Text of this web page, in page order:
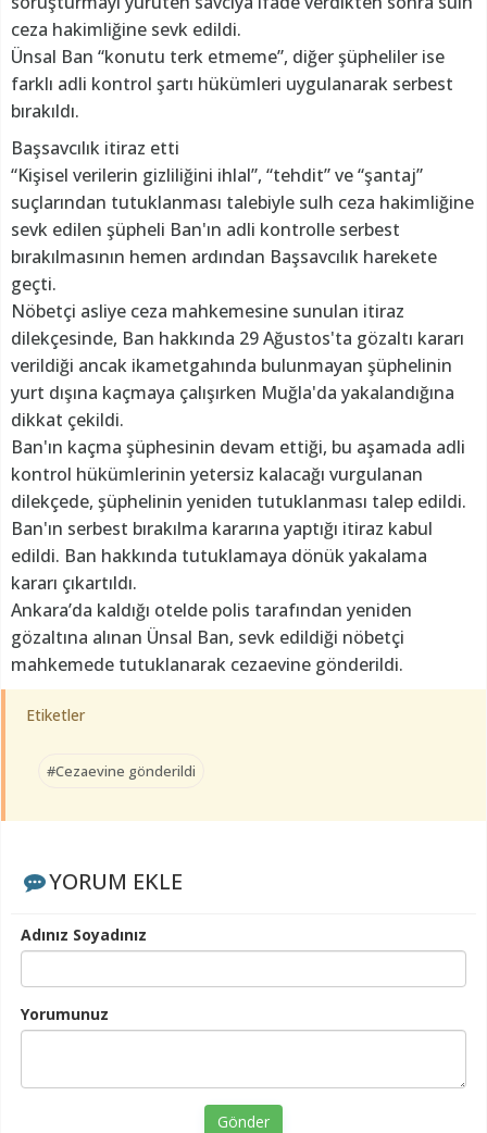
ceza hakimliğine sevk edildi.
Ünsal Ban “konutu terk etmeme”, diğer şüpheliler ise
farklı adli kontrol şartı hükümleri uygulanarak serbest
bırakıldı.
Başsavcılık itiraz etti
“Kişisel verilerin gizliliğini ihlal”, “tehdit” ve “şantaj”
suçlarından tutuklanması talebiyle sulh ceza hakimliğine
sevk edilen şüpheli Ban'ın adli kontrolle serbest
bırakılmasının hemen ardından Başsavcılık harekete
geçti.
Nöbetçi asliye ceza mahkemesine sunulan itiraz
dilekçesinde, Ban hakkında 29 Ağustos'ta gözaltı kararı
verildiği ancak ikametgahında bulunmayan şüphelinin
yurt dışına kaçmaya çalışırken Muğla'da yakalandığına
dikkat çekildi.
Ban'ın kaçma şüphesinin devam ettiği, bu aşamada adli
kontrol hükümlerinin yetersiz kalacağı vurgulanan
dilekçede, şüphelinin yeniden tutuklanması talep edildi.
Ban'ın serbest bırakılma kararına yaptığı itiraz kabul
edildi. Ban hakkında tutuklamaya dönük yakalama
kararı çıkartıldı.
Ankara’da kaldığı otelde polis tarafından yeniden
gözaltına alınan Ünsal Ban, sevk edildiği nöbetçi
mahkemede tutuklanarak cezaevine gönderildi.
Etiketler
#Cezaevine gönderildi
YORUM EKLE
Adınız Soyadınız
Yorumunuz
Gönder